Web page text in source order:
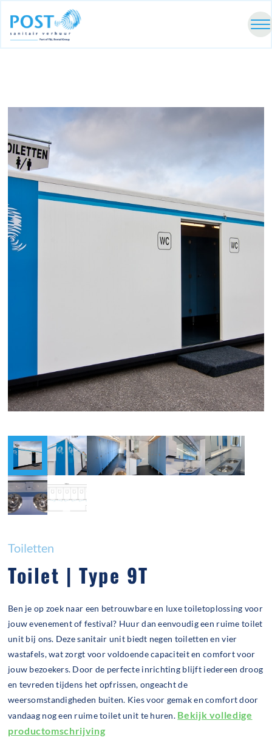
Toiletten
Toilet | Type 9T
Ben je op zoek naar een betrouwbare en luxe toiletoplossing voor
jouw evenement of festival? Huur dan eenvoudig een ruime toilet
unit bij ons. Deze sanitair unit biedt negen toiletten en vier
wastafels, wat zorgt voor voldoende capaciteit en comfort voor
jouw bezoekers. Door de perfecte inrichting blijft iedereen droog
en tevreden tijdens het opfrissen, ongeacht de
weersomstandigheden buiten. Kies voor gemak en comfort door
vandaag nog een ruime toilet unit te huren. Bekijk volledige
productomschrijving